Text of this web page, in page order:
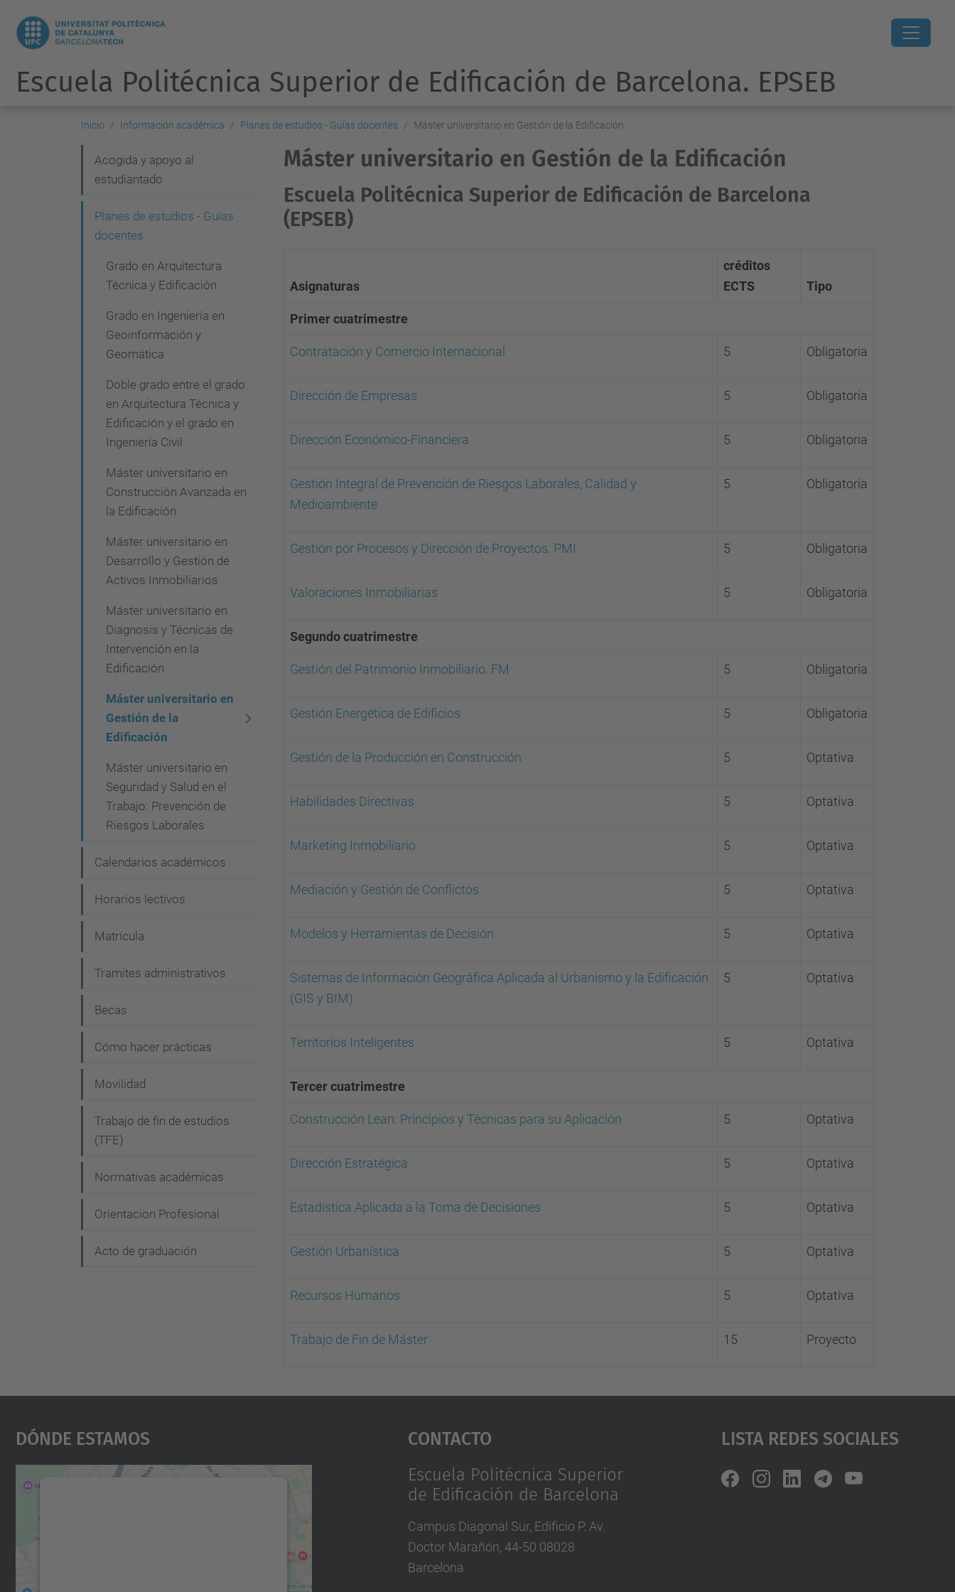
Escuela Politécnica Superior de Edificación de Barcelona. EPSEB
Inicio Información académica Planes de estudios - Guías docentes Máster universitario en Gestión de la Edificación
Máster universitario en Gestión de la Edificación
Escuela Politécnica Superior de Edificación de Barcelona
(EPSEB)
Asignaturas
créditos
ECTS
Tipo
Primer cuatrimestre
Contratación y Comercio Internacional 5 Obligatoria
Dirección de Empresas 5 Obligatoria
Dirección Económico-Financiera 5 Obligatoria
Gestión Integral de Prevención de Riesgos Laborales, Calidad y
Medioambiente
5 Obligatoria
Gestión por Procesos y Dirección de Proyectos. PMI 5 Obligatoria
Valoraciones Inmobiliarias 5 Obligatoria
Segundo cuatrimestre
Gestión del Patrimonio Inmobiliario. FM 5 Obligatoria
Gestión Energética de Edificios 5 Obligatoria
Gestión de la Producción en Construcción 5 Optativa
Habilidades Directivas 5 Optativa
Marketing Inmobiliario 5 Optativa
Mediación y Gestión de Conflictos 5 Optativa
Modelos y Herramientas de Decisión 5 Optativa
Sistemas de Información Geográfica Aplicada al Urbanismo y la Edificación
(GIS y BIM)
5 Optativa
Territorios Inteligentes 5 Optativa
Tercer cuatrimestre
Construcción Lean: Principios y Técnicas para su Aplicación 5 Optativa
Dirección Estratégica 5 Optativa
Estadística Aplicada a la Toma de Decisiones 5 Optativa
Gestión Urbanística 5 Optativa
Recursos Humanos 5 Optativa
Trabajo de Fin de Máster 15 Proyecto
Acogida y apoyo al
estudiantado
Planes de estudios - Guías
docentes
Grado en Arquitectura
Técnica y Edificación
Grado en Ingeniería en
Geoinformación y
Geomática
Doble grado entre el grado
en Arquitectura Técnica y
Edificación y el grado en
Ingeniería Civil
Máster universitario en
Construcción Avanzada en
la Edificación
Máster universitario en
Desarrollo y Gestión de
Activos Inmobiliarios
Máster universitario en
Diagnosis y Técnicas de
Intervención en la
Edificación
Máster universitario en
Gestión de la
Edificación
Máster universitario en
Seguridad y Salud en el
Trabajo: Prevención de
Riesgos Laborales
Calendarios académicos
Horarios lectivos
Matrícula
Tramites administrativos
Becas
Cómo hacer prácticas
Movilidad
Trabajo de fin de estudios
(TFE)
Normativas académicas
Orientacion Profesional
Acto de graduación
Dónde Estamos Contacto
Escuela Politécnica Superior
de Edificación de Barcelona
Campus Diagonal Sur, Edificio P. Av.
Doctor Marañón, 44-50 08028
Barcelona
Lista Redes Sociales